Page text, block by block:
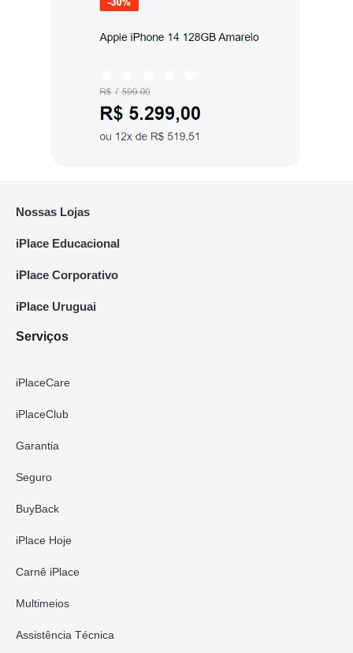
Nossas Lojas
iPlace Educacional
iPlace Corporativo
iPlace Uruguai
Serviços
iPlaceCare
iPlaceClub
Garantia
Seguro
BuyBack
iPlace Hoje
Carnê iPlace
Multimeios
Assistência Técnica